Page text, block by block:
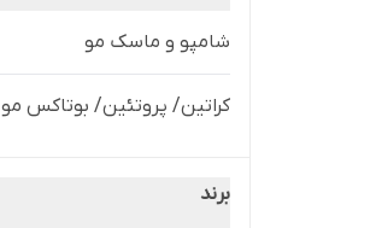
شامپو و ماسک مو
کراتین/ پروتئین/ بوتاکس مو
برند